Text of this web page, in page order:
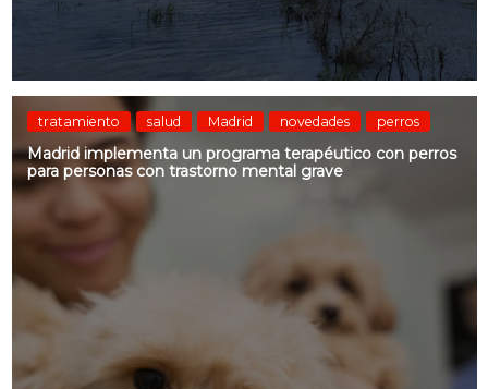
tratamiento salud Madrid novedades perros
Madrid implementa un programa terapéutico con perros
para personas con trastorno mental grave